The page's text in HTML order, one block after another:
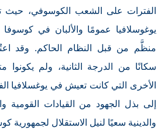
الفترات على الشعب الكوسوفي،
يوغوسلافيا عمومًا والألبان في
منظَّم من قبل النظام الحاكم. وقد
سكانًا من الدرجة الثانية، ولم يكونوا
الأخرى التي كانت تعيش في يوغسلافيا
إلى بذل الجهود من القيادات القومية
والدينية سعيًا لنيل الاستقلال لجمهورية